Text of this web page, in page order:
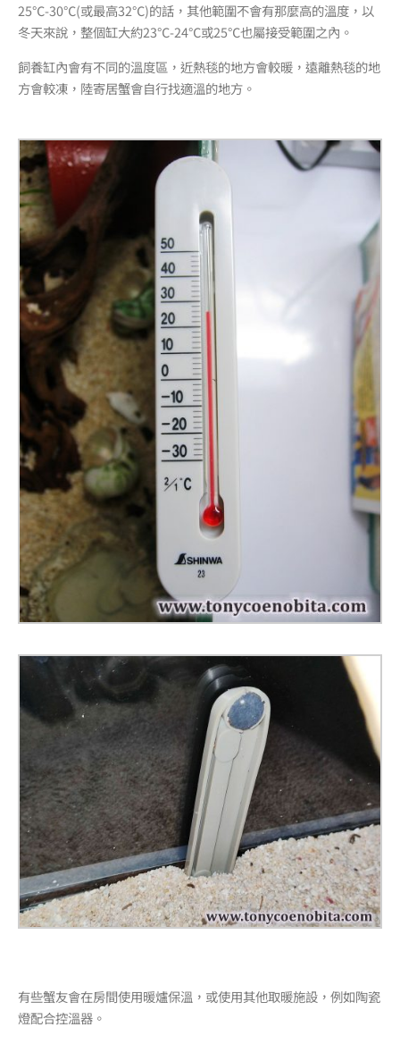
25℃-30℃(或最高32℃)的話，其他範圍不會有那麼高的溫度，以
冬天來說，整個缸大約23℃-24℃或25℃也屬接受範圍之內。
飼養缸內會有不同的溫度區，近熱毯的地方會較暖，遠離熱毯的地
方會較凍，陸寄居蟹會自行找適溫的地方。
有些蟹友會在房間使用暖爐保溫，或使用其他取暖施設，例如陶瓷
燈配合控溫器。